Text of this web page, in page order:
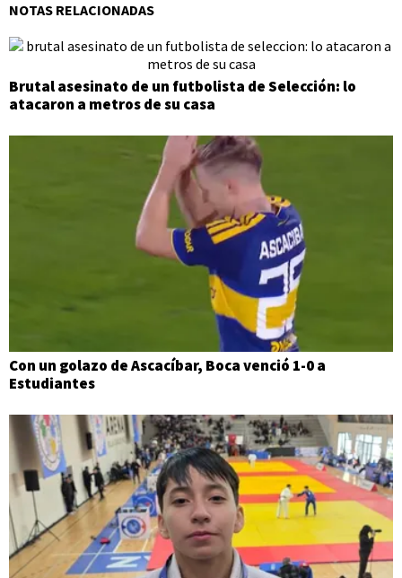
NOTAS RELACIONADAS
Brutal asesinato de un futbolista de Selección: lo
atacaron a metros de su casa
Con un golazo de Ascacíbar, Boca venció 1-0 a
Estudiantes